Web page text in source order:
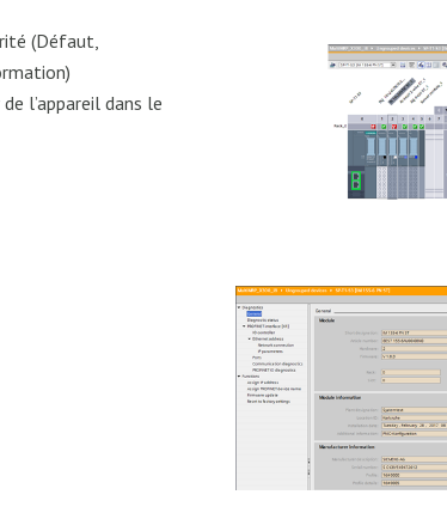
(Défaut,
l’appareil dans le